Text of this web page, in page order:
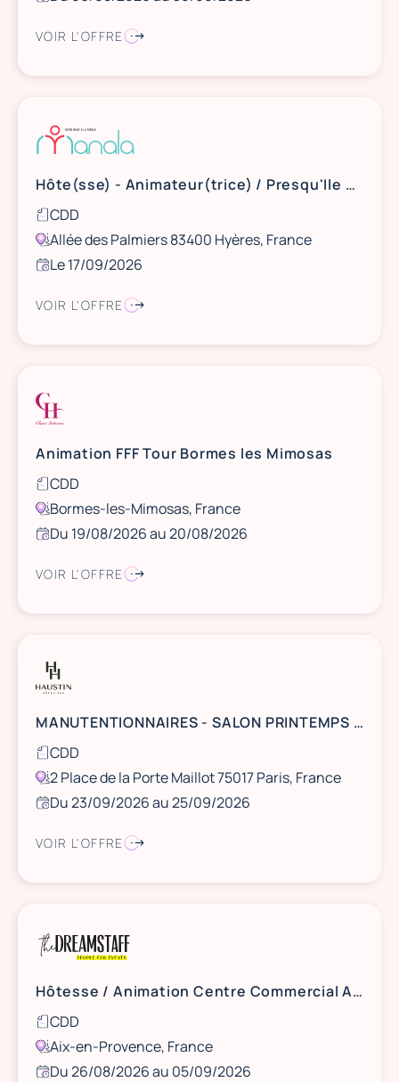
VOIR L'OFFRE
Hôte(sse) - Animateur(trice) / Presqu'Ile de Giens
CDD
Allée des Palmiers 83400 Hyères, France
Le 17/09/2026
VOIR L'OFFRE
Animation FFF Tour Bormes les Mimosas
CDD
Bormes-les-Mimosas, France
Du 19/08/2026 au 20/08/2026
VOIR L'OFFRE
MANUTENTIONNAIRES - SALON PRINTEMPS DES ETUDES - PALAIS DES CONGRES - Porte Maillot
CDD
2 Place de la Porte Maillot 75017 Paris, France
Du 23/09/2026 au 25/09/2026
VOIR L'OFFRE
Hôtesse / Animation Centre Commercial Aix La Pioline - 26/29 août et 5 septembre
CDD
Aix-en-Provence, France
Du 26/08/2026 au 05/09/2026